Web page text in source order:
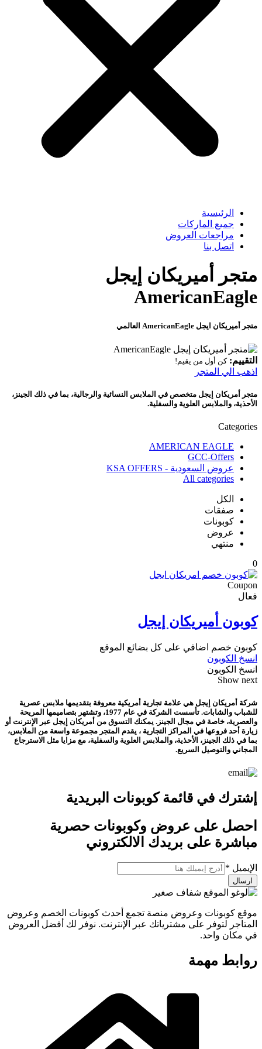
الرئيسية
جميع الماركات
مراجعات العروض
اتصل بنا
متجر أميريكان إيجل
AmericanEagle
متجر أميريكان ايجل AmericanEagle العالمي
التقييم:كن أول من يقيم!
اذهب الي المتجر
متجر أمريكان إيجل متخصص في الملابس النسائية والرجالية، بما في ذلك الجينز،
الأحذية، والملابس العلوية والسفلية.
Categories
AMERICAN EAGLE
GCC-Offers
عروض السعودية - KSA OFFERS
All categories
الكل
صفقات
كوبونات
عروض
منتهي
0
Coupon
فعال
كوبون أميريكان إيجل
كوبون خصم اضافي على كل بضائع الموقع
انسخ الكوبون
انسخ الكوبون
Show next
شركة أمريكان إيجل هي علامة تجارية أمريكية معروفة بتقديمها ملابس عصرية
للشباب والشابات. تأسست الشركة في عام 1977، وتشتهر بتصاميمها المريحة
والعصرية، خاصة في مجال الجينز. يمكنك التسوق من أمريكان إيجل عبر الإنترنت أو
زيارة أحد فروعها في المراكز التجارية ، يقدم المتجر مجموعة واسعة من الملابس،
بما في ذلك الجينز، الأحذية، والملابس العلوية والسفلية، مع مزايا مثل الاسترجاع
المجاني والتوصيل السريع.
إشترك في قائمة كوبونات البريدية
احصل على عروض وكوبونات حصرية
مباشرة على بريدك الالكتروني
الإيميل
الإيميل *
ارسال
موقع كوبونات وعروض منصة تجمع أحدث كوبونات الخصم وعروض
المتاجر لتوفر على مشترياتك عبر الإنترنت. نوفر لك أفضل العروض
في مكان واحد.
روابط مهمة